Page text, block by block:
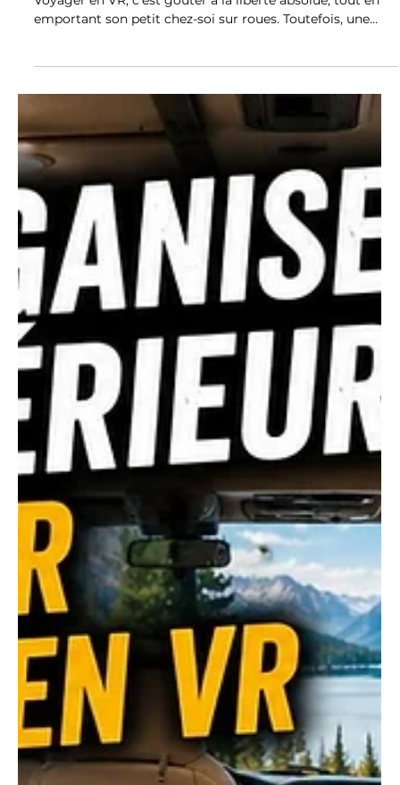
Les indispensables à emporter
pour des séjours prolongés en
camping VR
Pourquoi bien préparer son séjour prolongé en VR
Voyager en VR, c’est goûter à la liberté absolue, tout en
emportant son petit chez-soi sur roues. Toutefois, une
escapade d’une à deux semaines réclame plus qu’une
brosse à dents et un oreiller gonflable. Que vous alterniez
campings aménagés et boondocking, planifier vos
indispensables vous évitera bien des maux de tête (et des
matins frigorifiés ou étouffants). Chaque type de
motorisé (Classe A ou Classe C) impose ses adaptati